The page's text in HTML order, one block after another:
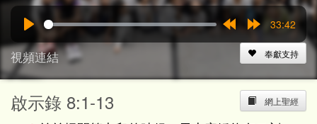
15s
33:42
視頻連結 奉獻支持
網上聖經
啟示錄 8:1-13